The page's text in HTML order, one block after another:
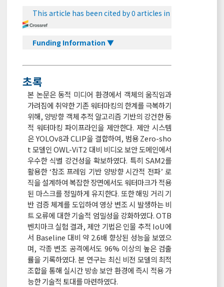
This article has been cited by 0 articles in
Funding Information ▼
초록
본 논문은 동적 미디어 환경에서 객체의 움직임과
가려짐에 취약한 기존 워터마킹의 한계를 극복하기
위해, 양방향 객체 추적 알고리즘 기반의 강건한 동
적 워터마킹 파이프라인을 제안한다. 제안 시스템
은 YOLOv8과 CLIP을 결합하여, 범용 Zero-sho
t 모델인 OWL-ViT2 대비 비디오 보안 도메인에서
우수한 식별 강건성을 확보하였다. 특히 SAM2를
활용한 ‘참조 프레임 기반 양방향 시간적 전파’ 로
직을 설계하여 복잡한 장면에서도 워터마크가 적용
된 마스크를 정밀하게 유지한다. 또한 해밍 거리 기
반 검증 체계를 도입하여 영상 변조 시 발생하는 비
트 오류에 대한 기술적 엄밀성을 강화하였다. OTB
벤치마크 실험 결과, 제안 기법은 인물 추적 IoU에
서 Baseline 대비 약 2.6배 향상된 성능을 보였으
며, 각종 변조 공격에서도 96% 이상의 높은 검출
률을 기록하였다. 본 연구는 최신 비전 모델의 최적
조합을 통해 실시간 방송 보안 환경에 즉시 적용 가
능한 기술적 토대를 마련하였다.